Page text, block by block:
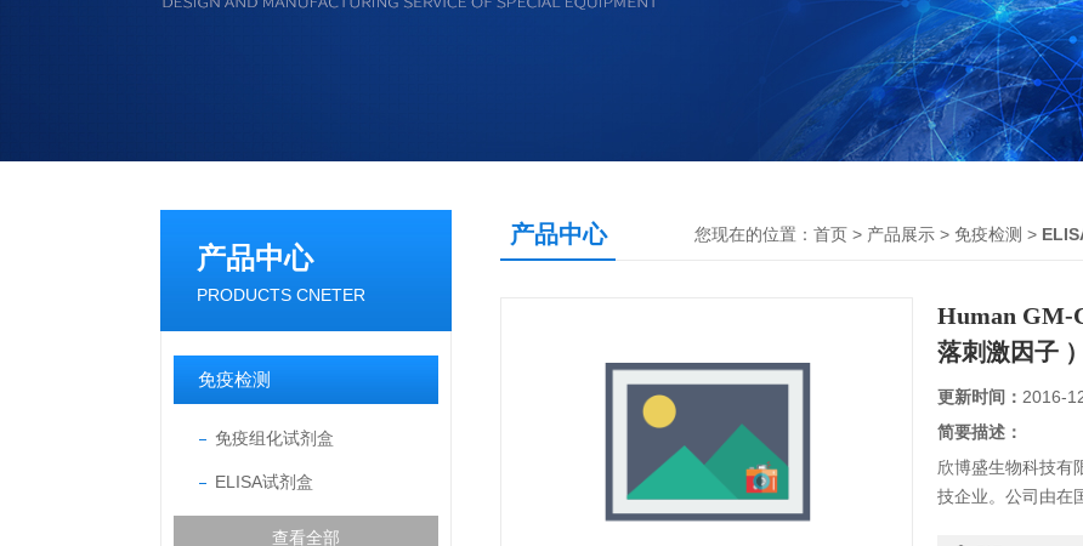
产品中心
PRODUCTS CNETER
免疫检测
免疫组化试剂盒
ELISA试剂盒
查看全部
产品中心 您现在的位置： 首页 > 产品展示 > 免疫检测 >
Human GM-
落刺激因子 ）
更新时间： 2016-
简要描述：
欣博盛生物科技有
技企业。公司由在